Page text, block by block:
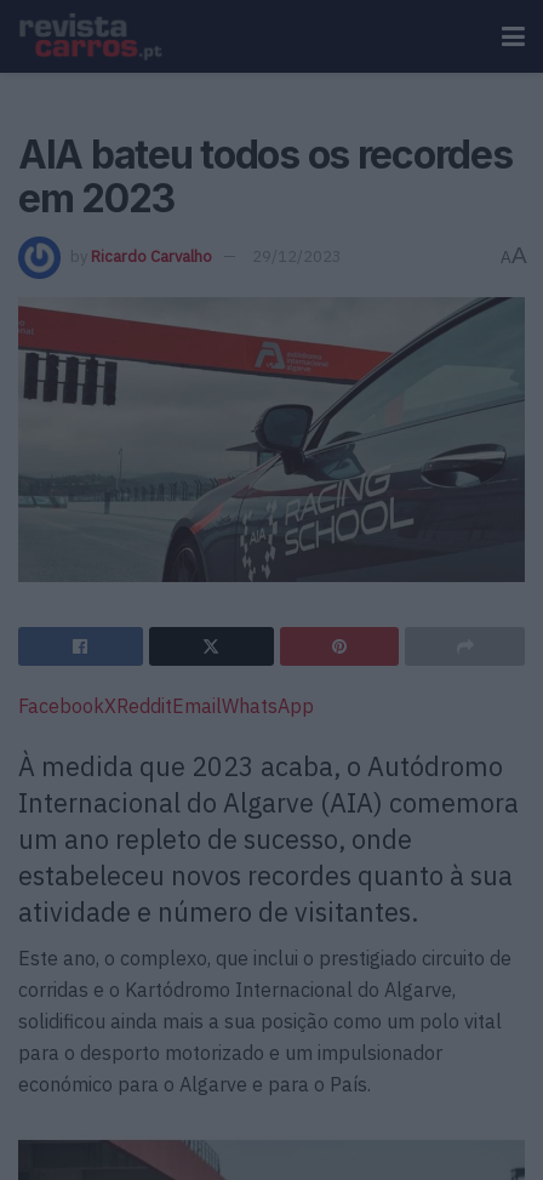
AIA bateu todos os recordes
em 2023
by Ricardo Carvalho 29/12/2023 AA
FacebookXRedditEmailWhatsApp
À medida que 2023 acaba, o Autódromo
Internacional do Algarve (AIA) comemora
um ano repleto de sucesso, onde
estabeleceu novos recordes quanto à sua
atividade e número de visitantes.
Este ano, o complexo, que inclui o prestigiado circuito de
corridas e o Kartódromo Internacional do Algarve,
solidificou ainda mais a sua posição como um polo vital
para o desporto motorizado e um impulsionador
económico para o Algarve e para o País.